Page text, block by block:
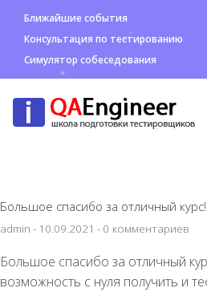
Ближайшие события
Консультация по тестированию
Симулятор собеседования
Большое спасибо за отличный
admin - 10.09.2021 - 0 комментариев
Большое спасибо за отличный
возможность с нуля получить и